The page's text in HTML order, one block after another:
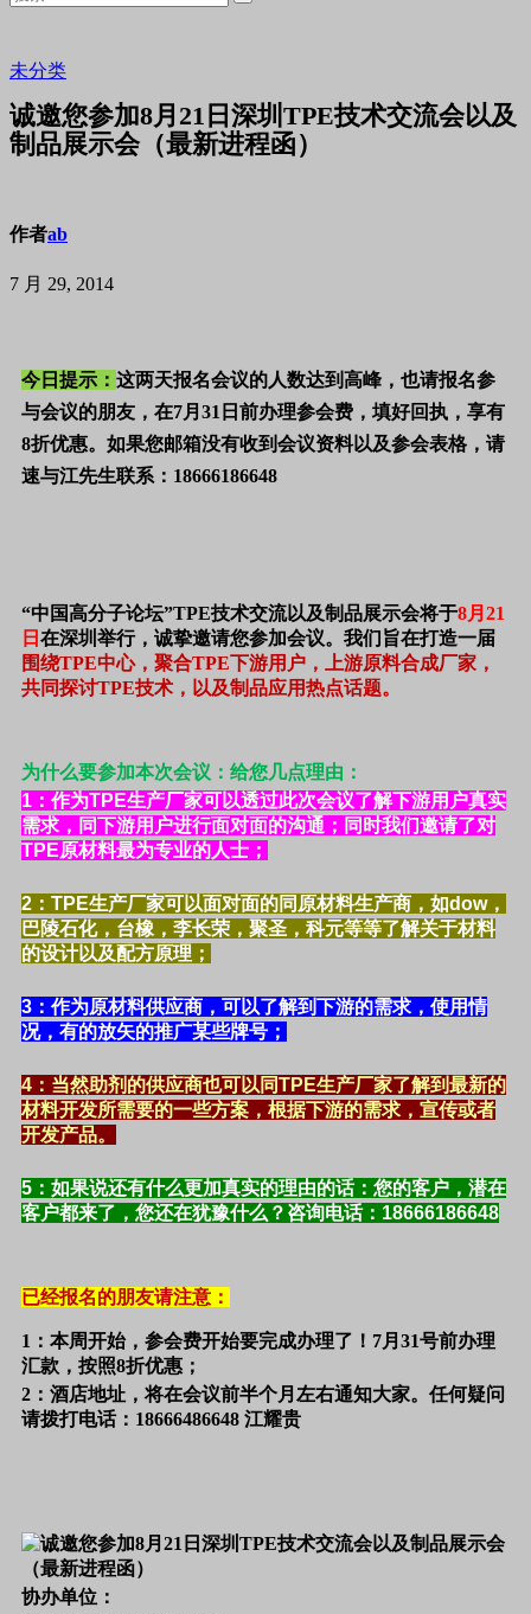
未分类
诚邀您参加8月21日深圳TPE技术交流会以及
制品展示会（最新进程函）
作者ab
7 月 29, 2014
今日提示： 这两天报名会议的人数达到高峰，也请报名参
与会议的朋友，在7月 31 日前办理参会费，填好回执，享有
8折优惠。如果您邮箱没有收到会议资料以及参会表格，请
速与江先生联系： 18666186648
“中国高分子论坛”TPE技术交流以及制品展示会将于8月21
日 在深圳举行，诚挚邀请您参加会议。我们旨在打造一届
围绕TPE中心，聚合TPE下游用户，上游原料合成厂家，
共同探讨TPE技术，以及制品应用热点话题。
为什么要参加本次会议：给您几点理由：
1 ：作为TPE生产厂家可以透过此次会议了解下游用户真实
需求，同下游用户进行面对面的沟通；同时我们邀请了对
TPE原材料最为专业的人士；
2 ：TPE生产厂家可以面对面的同原材料生产商，如dow，
巴陵石化，台橡，李长荣，聚圣，科元等等了解关于材料
的设计以及配方原理；
3 ：作为原材料供应商，可以了解到下游的需求，使用情
况，有的放矢的推广某些牌号；
4 ：当然助剂的供应商也可以同TPE生产厂家了解到最新的
材料开发所需要的一些方案，根据下游的需求，宣传或者
开发产品。
5 ：如果说还有什么更加真实的理由的话：您的客户，潜在
客户都来了，您还在犹豫什么？咨询电话：18666186648
已经报名的朋友请注意：
1 ：本周开始，参会费开始要完成办理了！7月31号前办理
汇款，按照8折优惠；
2 ：酒店地址，将在会议前半个月左右通知大家。任何疑问
请拨打电话：18666486648 江耀贵
协办单位：